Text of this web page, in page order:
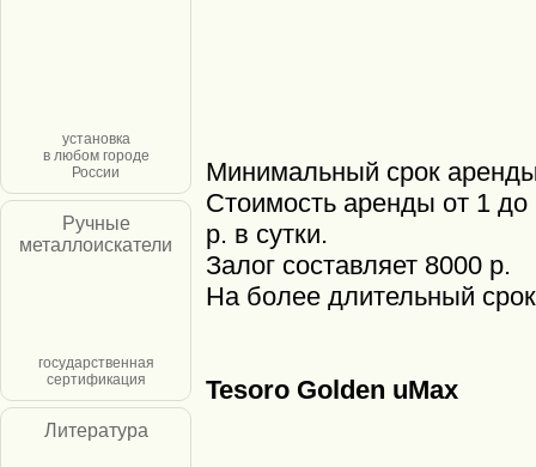
установка
в любом городе
России
Ручные
металлоискатели
государственная
сертификация
Литература
Минимальный срок аренды
Стоимость аренды от 1 до
р. в сутки.
Залог составляет 8000 р.
На более длительный
Tesoro Golden uMax